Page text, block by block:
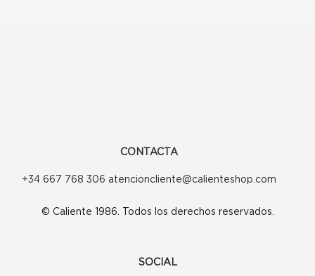
CONTACTA
+34 667 768 306 atencioncliente@calienteshop.com
© Caliente 1986. Todos los derechos reservados.
SOCIAL